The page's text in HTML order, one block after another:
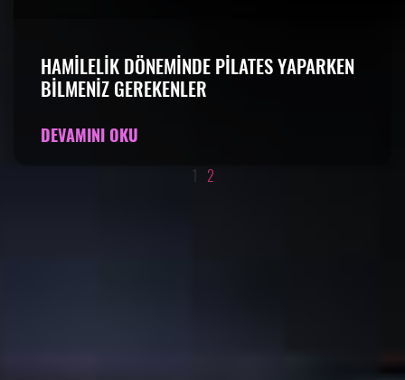
HAMILELIK DÖNEMINDE PILATES YAPARKEN
BILMENIZ GEREKENLER
DEVAMINI OKU
1 2